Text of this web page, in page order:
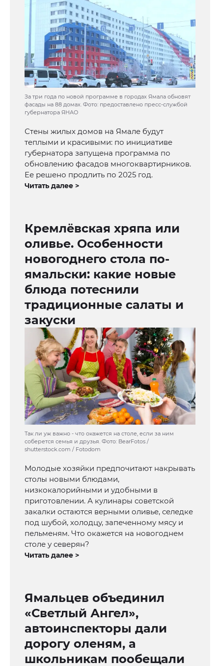
За три года по новой программе в городах Ямала обновят
фасады на 88 домах. Фото: предоставлено пресс-службой
губернатора ЯНАО
Стены жилых домов на Ямале будут
теплыми и красивыми: по инициативе
губернатора запущена программа по
обновлению фасадов многоквартирников.
Ее решено продлить по 2025 год.
Читать далее >
Кремлёвская хряпа или
оливье. Особенности
новогоднего стола по-
ямальски: какие новые
блюда потеснили
традиционные салаты и
закуски
Так ли уж важно - что окажется на столе, если за ним
соберется семья и друзья. Фото: BearFotos /
shutterstock.com / Fotodom
Молодые хозяйки предпочитают накрывать
столы новыми блюдами,
низкокалорийными и удобными в
приготовлении. А кулинары советской
закалки остаются верными оливье, селедке
под шубой, холодцу, запеченному мясу и
пельменям. Что окажется на новогоднем
столе у северян?
Читать далее >
Ямальцев объединил
«Светлый Ангел»,
автоинспекторы дали
дорогу оленям, а
школьникам пообещали